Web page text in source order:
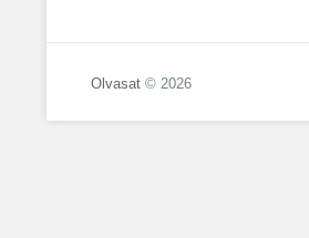
Olvasat © 2026